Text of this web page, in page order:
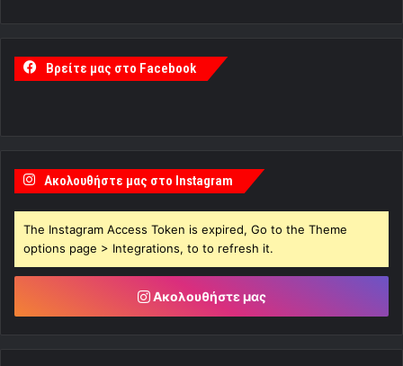
Βρείτε μας στο Facebook
Ακολουθήστε μας στο Instagram
The Instagram Access Token is expired, Go to the Theme
options page > Integrations, to to refresh it.
Ακολουθήστε μας